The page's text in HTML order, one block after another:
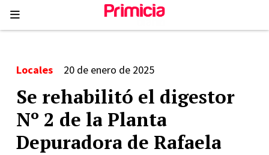
Se rehabilitó el digestor
Nº 2 de la Planta
Depuradora de Rafaela
Locales 20 de enero de 2025